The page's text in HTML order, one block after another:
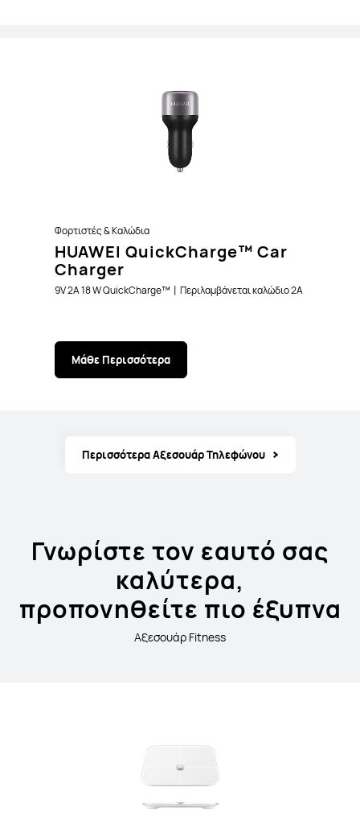
Φορτιστές & Καλώδια
HUAWEI QuickCharge™ Car
Charger
9V 2A 18 W QuickCharge™丨Περιλαμβάνεται καλώδιο 2A
Μάθε Περισσότερα
Περισσότερα Αξεσουάρ Τηλεφώνου
Γνωρίστε τον εαυτό σας
καλύτερα,
προπονηθείτε πιο έξυπνα
Αξεσουάρ Fitness